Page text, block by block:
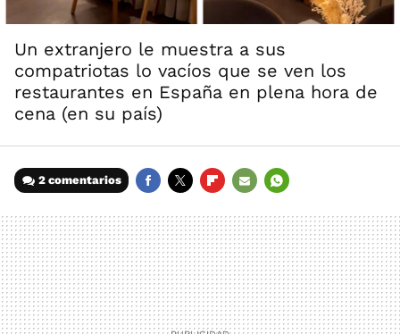
Un extranjero le muestra a sus
compatriotas lo vacíos que se ven los
restaurantes en España en plena hora de
cena (en su país)
2 comentarios
MAIL